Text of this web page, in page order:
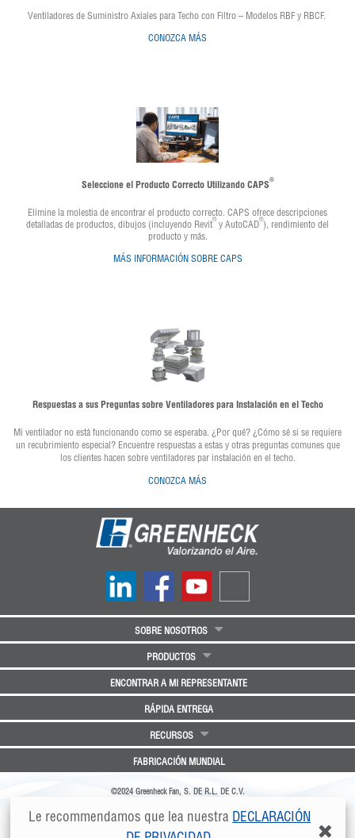
Le recommendamos que lea nuestra DECLARACIÓN
Ventiladores de Suministro Axiales para Techo con Filtro – Modelos RBF y RBCF.
CONOZCA MÁS
Seleccione el Producto Correcto Utilizando CAPS®
Elimine la molestia de encontrar el producto correcto. CAPS ofrece descripciones
detalladas de productos, dibujos (incluyendo Revit® y AutoCAD®), rendimiento del
producto y más.
MÁS INFORMACIÓN SOBRE CAPS
Respuestas a sus Preguntas sobre Ventiladores para Instalación en el Techo
Mi ventilador no está funcionando como se esperaba. ¿Por qué? ¿Cómo sé si se requiere
un recubrimiento especial? Encuentre respuestas a estas y otras preguntas comunes que
los clientes hacen sobre ventiladores par instalación en el techo.
CONOZCA MÁS
SOBRE NOSOTROS
PRODUCTOS
ENCONTRAR A MI REPRESENTANTE
RÁPIDA ENTREGA
RECURSOS
FABRICACIÓN MUNDIAL
©2024 Greenheck Fan, S. DE R.L. DE C.V.
Greenheck Fan, S. DE R.L. DE C.V. | Parque Industrial Angostura Nave 35 | Km 4.5 Carretera
Saltillo-Zacatecas | Saltillo, Coahuila, Mexico 25315 | info@greenheck.com